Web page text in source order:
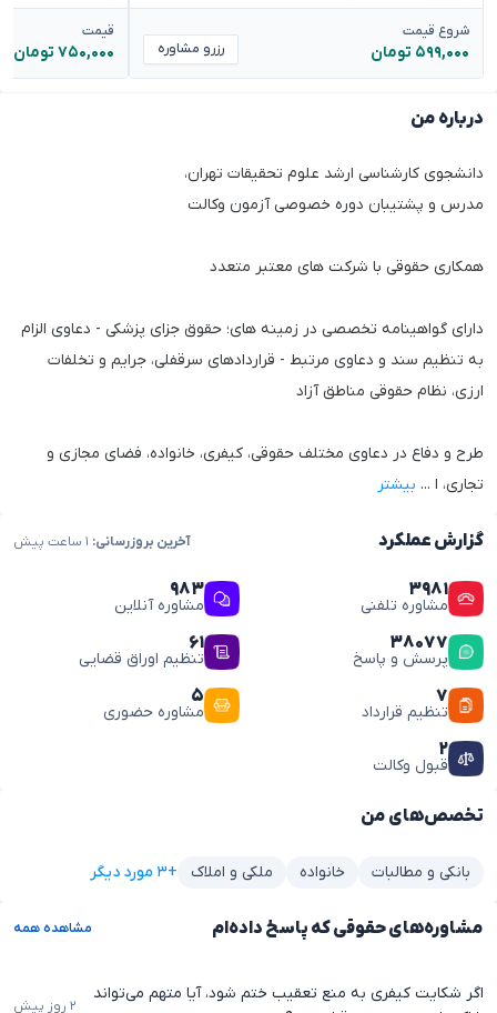
درباره من
دانشجوی کارشناسی ارشد علوم تحقیقات تهران،
مدرس و پشتیبان دوره خصوصی آزمون وکالت
همکاری حقوقی با شرکت های معتبر متعدد
دارای گواهینامه تخصصی در زمینه های؛ حقوق جزای پزشکی - دعاوی الزام
به تنظیم سند و دعاوی مرتبط - قراردادهای سرقفلی، جرایم و تخلفات
ارزی، نظام حقوقی مناطق آزاد
طرح و دفاع در دعاوی مختلف حقوقی، کیفری، خانواده، فضای مجازی و
تجاری، ا ... بیشتر
گزارش عملکرد آخرین بروزرسانی:
۳۹۸۱
مشاوره تلفنی
۹۸۳
مشاوره آنلاین
۳۸۰۷۷
پرسش و پاسخ
۶۱
تنظیم اوراق قضایی
۷
تنظیم قرارداد
۵
مشاوره حضوری
۲
قبول وکالت
تخصص‌های من
بانکی و مطالبات خانواده ملکی و املاک +۳ مورد دیگر
شروع قیمت
۵۹۹,۰۰۰ تومان رزرو مشاوره
قیمت
۷۵۰,۰۰۰ تومان
مشاوره‌های حقوقی که پاسخ داده‌ام مشاهده همه
اگر شکایت کیفری به منع تعقیب ختم شود، آیا متهم می‌تواند
۲ روز پیش